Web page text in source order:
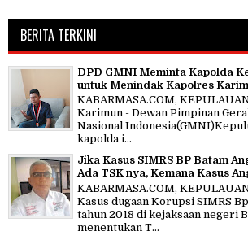
BERITA TERKINI
DPD GMNI Meminta Kapolda
untuk Menindak Kapolres
KABARMASA.COM,
Karimun - Dewan Pimpinan
Nasional
kapolda i...
Jika Kasus SIMRS BP Batam
Ada TSK nya, Kemana Kasus
KABARMASA.COM,
Kasus dugaan Korupsi SIMRS
tahun 2018 di kejaksaan negeri
menentukan T...